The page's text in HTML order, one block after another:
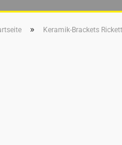
» Keramik-Brackets